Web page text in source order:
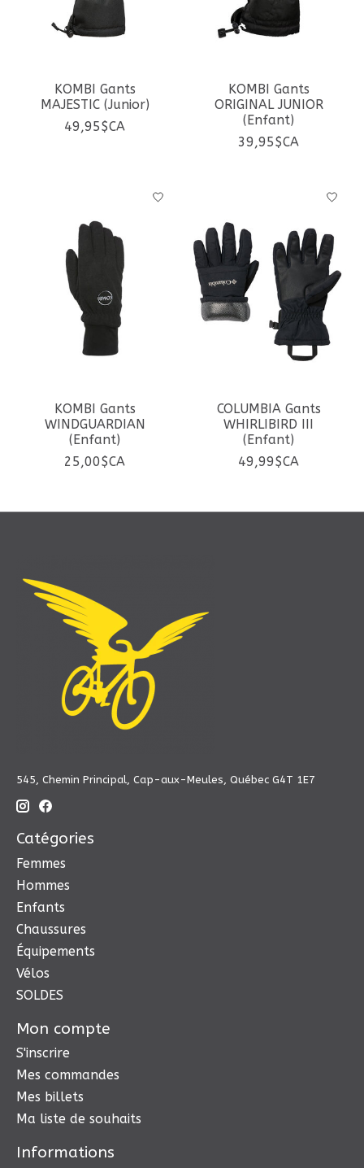
KOMBI Gants
MAJESTIC (Junior)
49,95$CA
KOMBI Gants
ORIGINAL JUNIOR
(Enfant)
39,95$CA
KOMBI Gants
WINDGUARDIAN
(Enfant)
25,00$CA
COLUMBIA Gants
WHIRLIBIRD III
(Enfant)
49,99$CA
545, Chemin Principal, Cap-aux-Meules, Québec G4T 1E7
Catégories
Femmes
Hommes
Enfants
Chaussures
Équipements
Vélos
SOLDES
Mon compte
S'inscrire
Mes commandes
Mes billets
Ma liste de souhaits
Informations